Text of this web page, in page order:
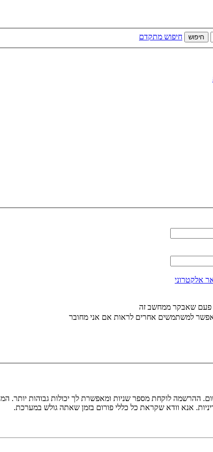
חיפוש חיפוש מתקדם
אלקטרוני
פעם שאבקר ממחשב זה
למשתמשים אחרים לראות אם אני מחובר
ההרשמה לוקחת מספר שניות ומאפשרת לך יכולות גבוהות
אנא וודא שקראת כל כללי פורום בזמן שאתה גולש במערכת.